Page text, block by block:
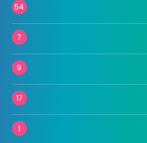
54
7
9
17
1